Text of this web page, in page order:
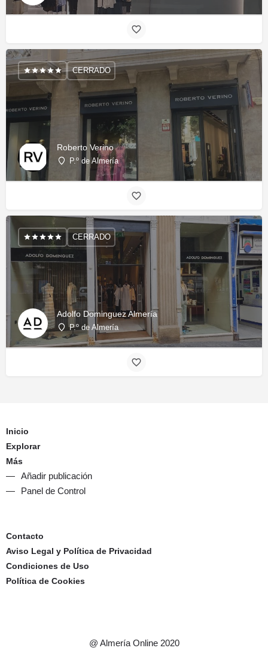
Roberto Verino
P.º de Almería
CERRADO
Adolfo Dominguez Almería
P.º de Almería
CERRADO
Inicio
Explorar
Más
Añadir publicación
Panel de Control
Contacto
Aviso Legal y Política de Privacidad
Condiciones de Uso
Política de Cookies
@ Almería Online 2020